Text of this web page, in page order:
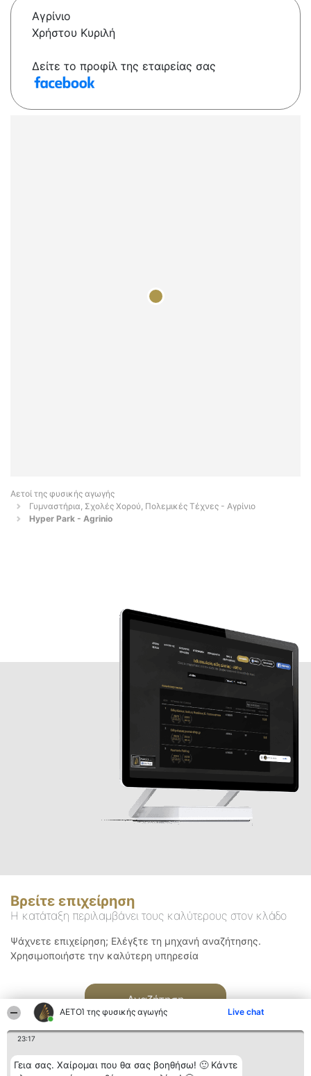
ΑΕΤΟΊ της φυσικής αγωγής Live chat
23:17
Γεια σας. Χαίρομαι που θα σας βοηθήσω! 🙂 Κάντε
Αγρίνιο
Χρήστου Κυριλή
Δείτε το προφίλ της εταιρείας σας
Αετοί της φυσικής αγωγής
Γυμναστήρια, Σχολές Χορού, Πολεμικές Τέχνες - Αγρίνιο
Hyper Park - Agrinio
Βρείτε επιχείρηση
Η κατάταξη περιλαμβάνει τους καλύτερους στον κλάδο
Ψάχνετε επιχείρηση; Ελέγξτε τη μηχανή αναζήτησης.
Χρησιμοποιήστε την καλύτερη υπηρεσία
Αναζήτηση